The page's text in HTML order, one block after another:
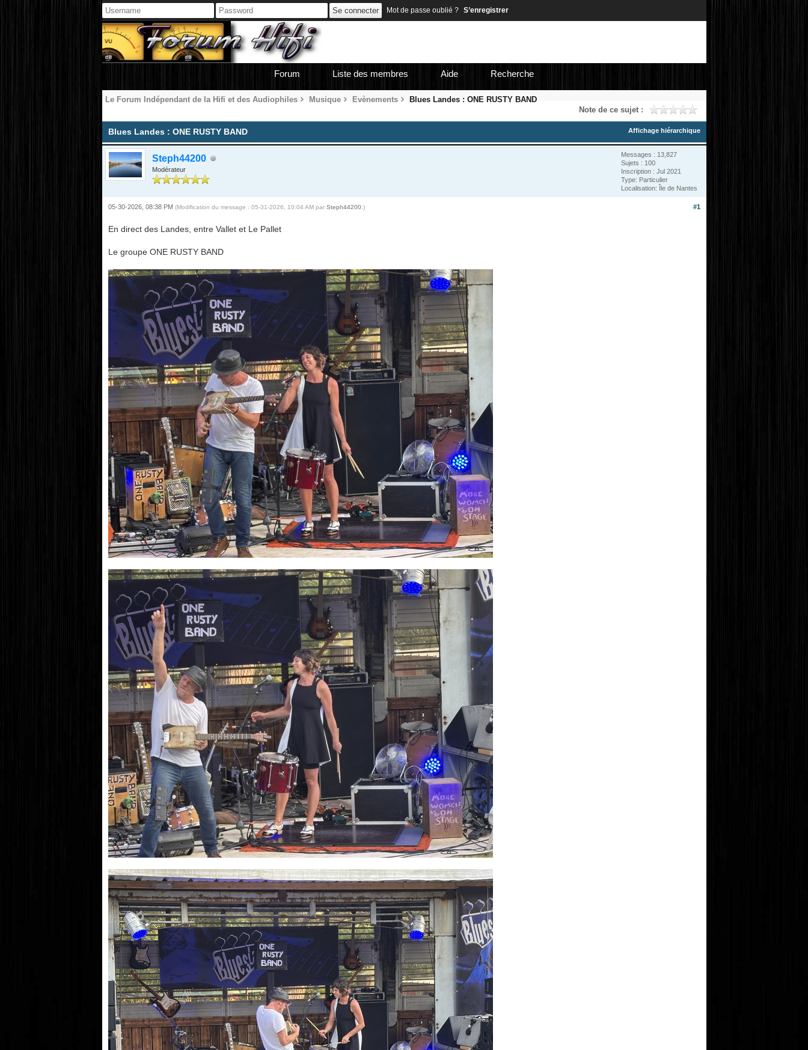
Mot de passe oublié ? S’enregistrer
Forum Liste des membres Aide Recherche
Le Forum Indépendant de la Hifi et des Audiophiles Musique Evènements
Blues Landes : ONE RUSTY BAND
Note de ce sujet :
Affichage hiérarchique
Blues Landes : ONE RUSTY BAND
Steph44200
Modérateur
Messages : 13,827
Sujets : 100
Inscription : Jul 2021
Type: Particulier
Localisation: Île de Nantes
#1
05-30-2026, 08:38 PM (Modification du message : 05-31-2026, 10:04 AM par Steph44200 .)
En direct des Landes, entre Vallet et Le Pallet
Le groupe ONE RUSTY BAND